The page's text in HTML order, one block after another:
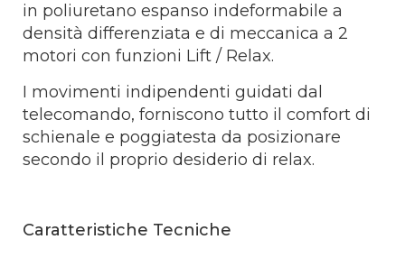
in poliuretano espanso indeformabile a
densità differenziata e di meccanica a 2
motori con funzioni Lift / Relax.
I movimenti indipendenti guidati dal
telecomando, forniscono tutto il comfort di
schienale e poggiatesta da posizionare
secondo il proprio desiderio di relax.
Caratteristiche Tecniche